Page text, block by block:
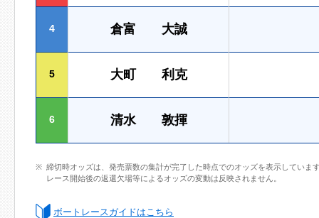
4 倉富 大誠
5 大町 利克
6 清水 敦揮
締切時オッズは、発売票数の集計が完了した時点でのオッズを表示していま
レース開始後の返還欠場等によるオッズの変動は反映されません。
ボートレースガイドはこちら